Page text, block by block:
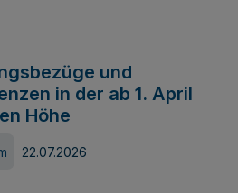
und
in der ab 1. April
Höhe
22.07.2026